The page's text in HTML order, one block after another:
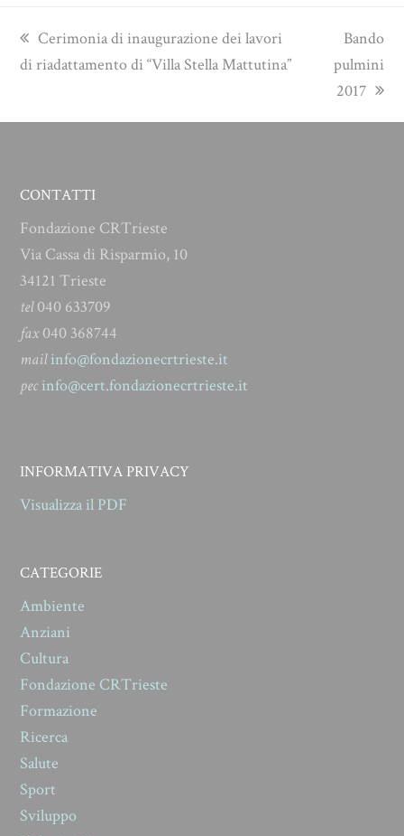
previous
post:
Cerimonia di inaugurazione dei lavori
di riadattamento di “Villa Stella Mattutina”
next
post:
Bando
pulmini
2017
CONTATTI
Fondazione CRTrieste
Via Cassa di Risparmio, 10
34121 Trieste
tel040 633709
fax040 368744
mailinfo@fondazionecrtrieste.it
pecinfo@cert.fondazionecrtrieste.it
INFORMATIVA PRIVACY
Visualizza il PDF
CATEGORIE
Ambiente
Anziani
Cultura
Fondazione CRTrieste
Formazione
Ricerca
Salute
Sport
Sviluppo